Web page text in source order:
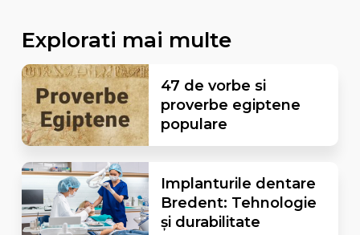
Explorati mai multe
47 de vorbe si
proverbe egiptene
populare
Implanturile dentare
Bredent: Tehnologie
și durabilitate